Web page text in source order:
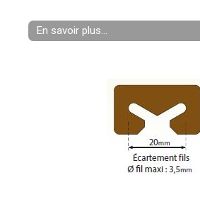
En savoir plus...